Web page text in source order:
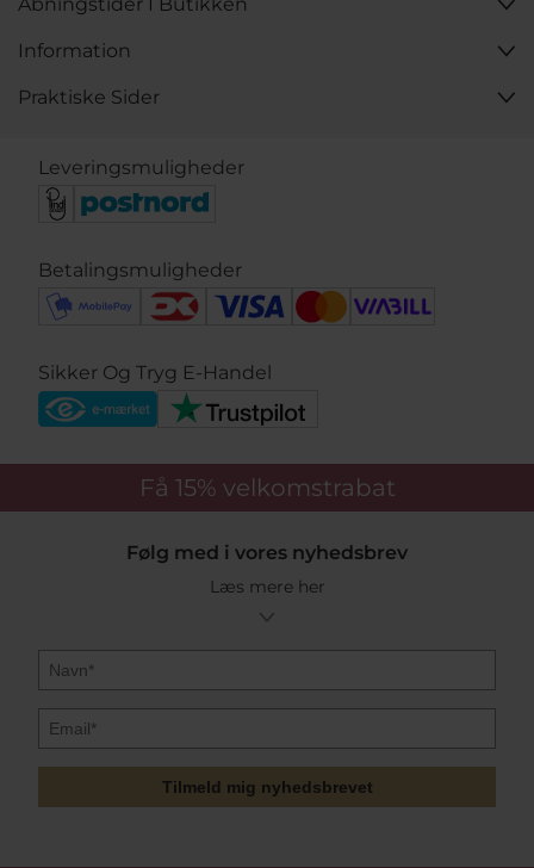
Information
Praktiske Sider
Leveringsmuligheder
Betalingsmuligheder
Sikker Og Tryg E-Handel
Få 15% velkomstrabat
Følg med i vores nyhedsbrev
Læs mere her
Tilmeld mig nyhedsbrevet